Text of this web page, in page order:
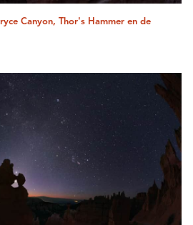
Canyon, Thor's Hammer en de